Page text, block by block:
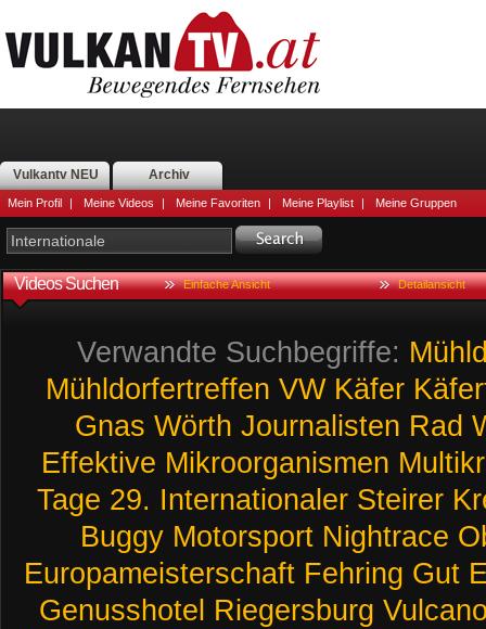
Vulkantv NEU Archiv
Mein Profil | Meine Videos | Meine Favoriten | Meine Playlist | Meine Gruppen
Videos Suchen Einfache Ansicht Detailansicht
Verwandte Suchbegriffe:
Mühldorfertreffen VW Käfer
Gnas Wörth Journalisten Rad
Effektive Mikroorganismen
Tage 29. Internationaler Steirer
Buggy Motorsport Nightrace
Europameisterschaft Fehring Gut
Genusshotel Riegersburg